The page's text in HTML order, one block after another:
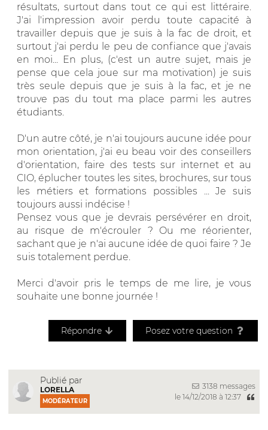
résultats, surtout dans tout ce qui est littéraire.
J'ai l'impression avoir perdu toute capacité à
travailler depuis que je suis à la fac de droit, et
surtout j'ai perdu le peu de confiance que j'avais
en moi... En plus, (c'est un autre sujet, mais je
pense que cela joue sur ma motivation) je suis
très seule depuis que je suis à la fac, et je ne
trouve pas du tout ma place parmi les autres
étudiants.
D'un autre côté, je n'ai toujours aucune idée pour
mon orientation, j'ai eu beau voir des conseillers
d'orientation, faire des tests sur internet et au
CIO, éplucher toutes les sites, brochures, sur tous
les métiers et formations possibles ... Je suis
toujours aussi indécise !
Pensez vous que je devrais persévérer en droit,
au risque de m'écrouler ? Ou me réorienter,
sachant que je n'ai aucune idée de quoi faire ? Je
suis totalement perdue.
Merci d'avoir pris le temps de me lire, je vous
souhaite une bonne journée !
Répondre Posez votre question
Publié par
LORELLA
MODÉRATEUR
3138 messages
le 14/12/2018 à 12:37